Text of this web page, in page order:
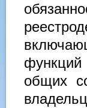
общих